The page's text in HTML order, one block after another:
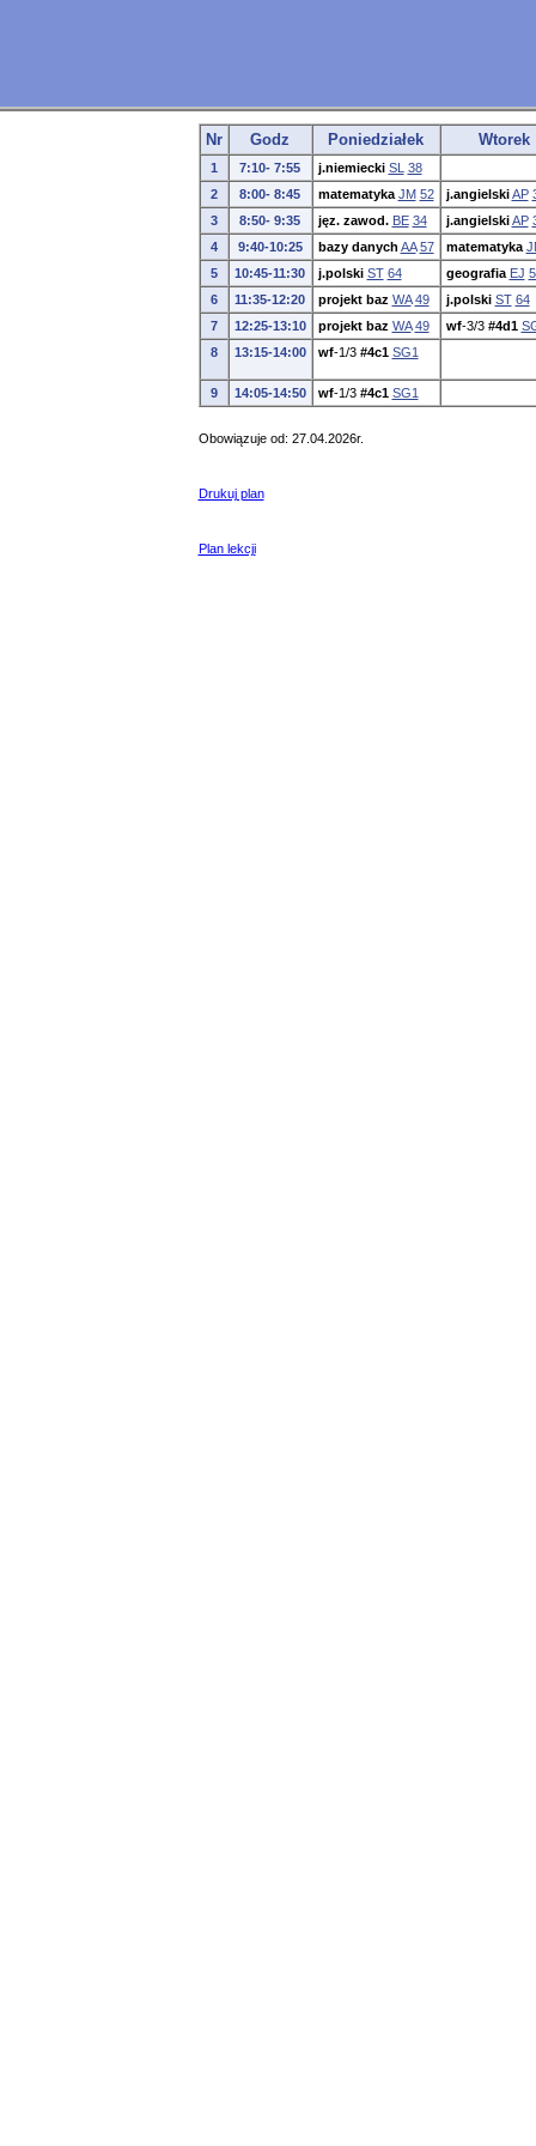
Nr Godz Poniedziałek Wtorek
1 7:10- 7:55 j.niemiecki SL 38
2
8:00- 8:45 matematyka JM 52 j.angielski AP
3
8:50- 9:35 jęz. zawod. BE 34 j.angielski AP
4
9:40-10:25 bazy danych AA 57 matematyka
5
10:45-11:30 j.polski ST 64 geografia EJ
6
11:35-12:20 projekt baz WA 49 j.polski ST 64
7
12:25-13:10 projekt baz WA 49 wf-3/3 #4d1
8
13:15-14:00 wf-1/3 #4c1 SG1
9 14:05-14:50 wf-1/3 #4c1 SG1
Obowiązuje od: 27.04.2026r.
Drukuj plan
Plan lekcji